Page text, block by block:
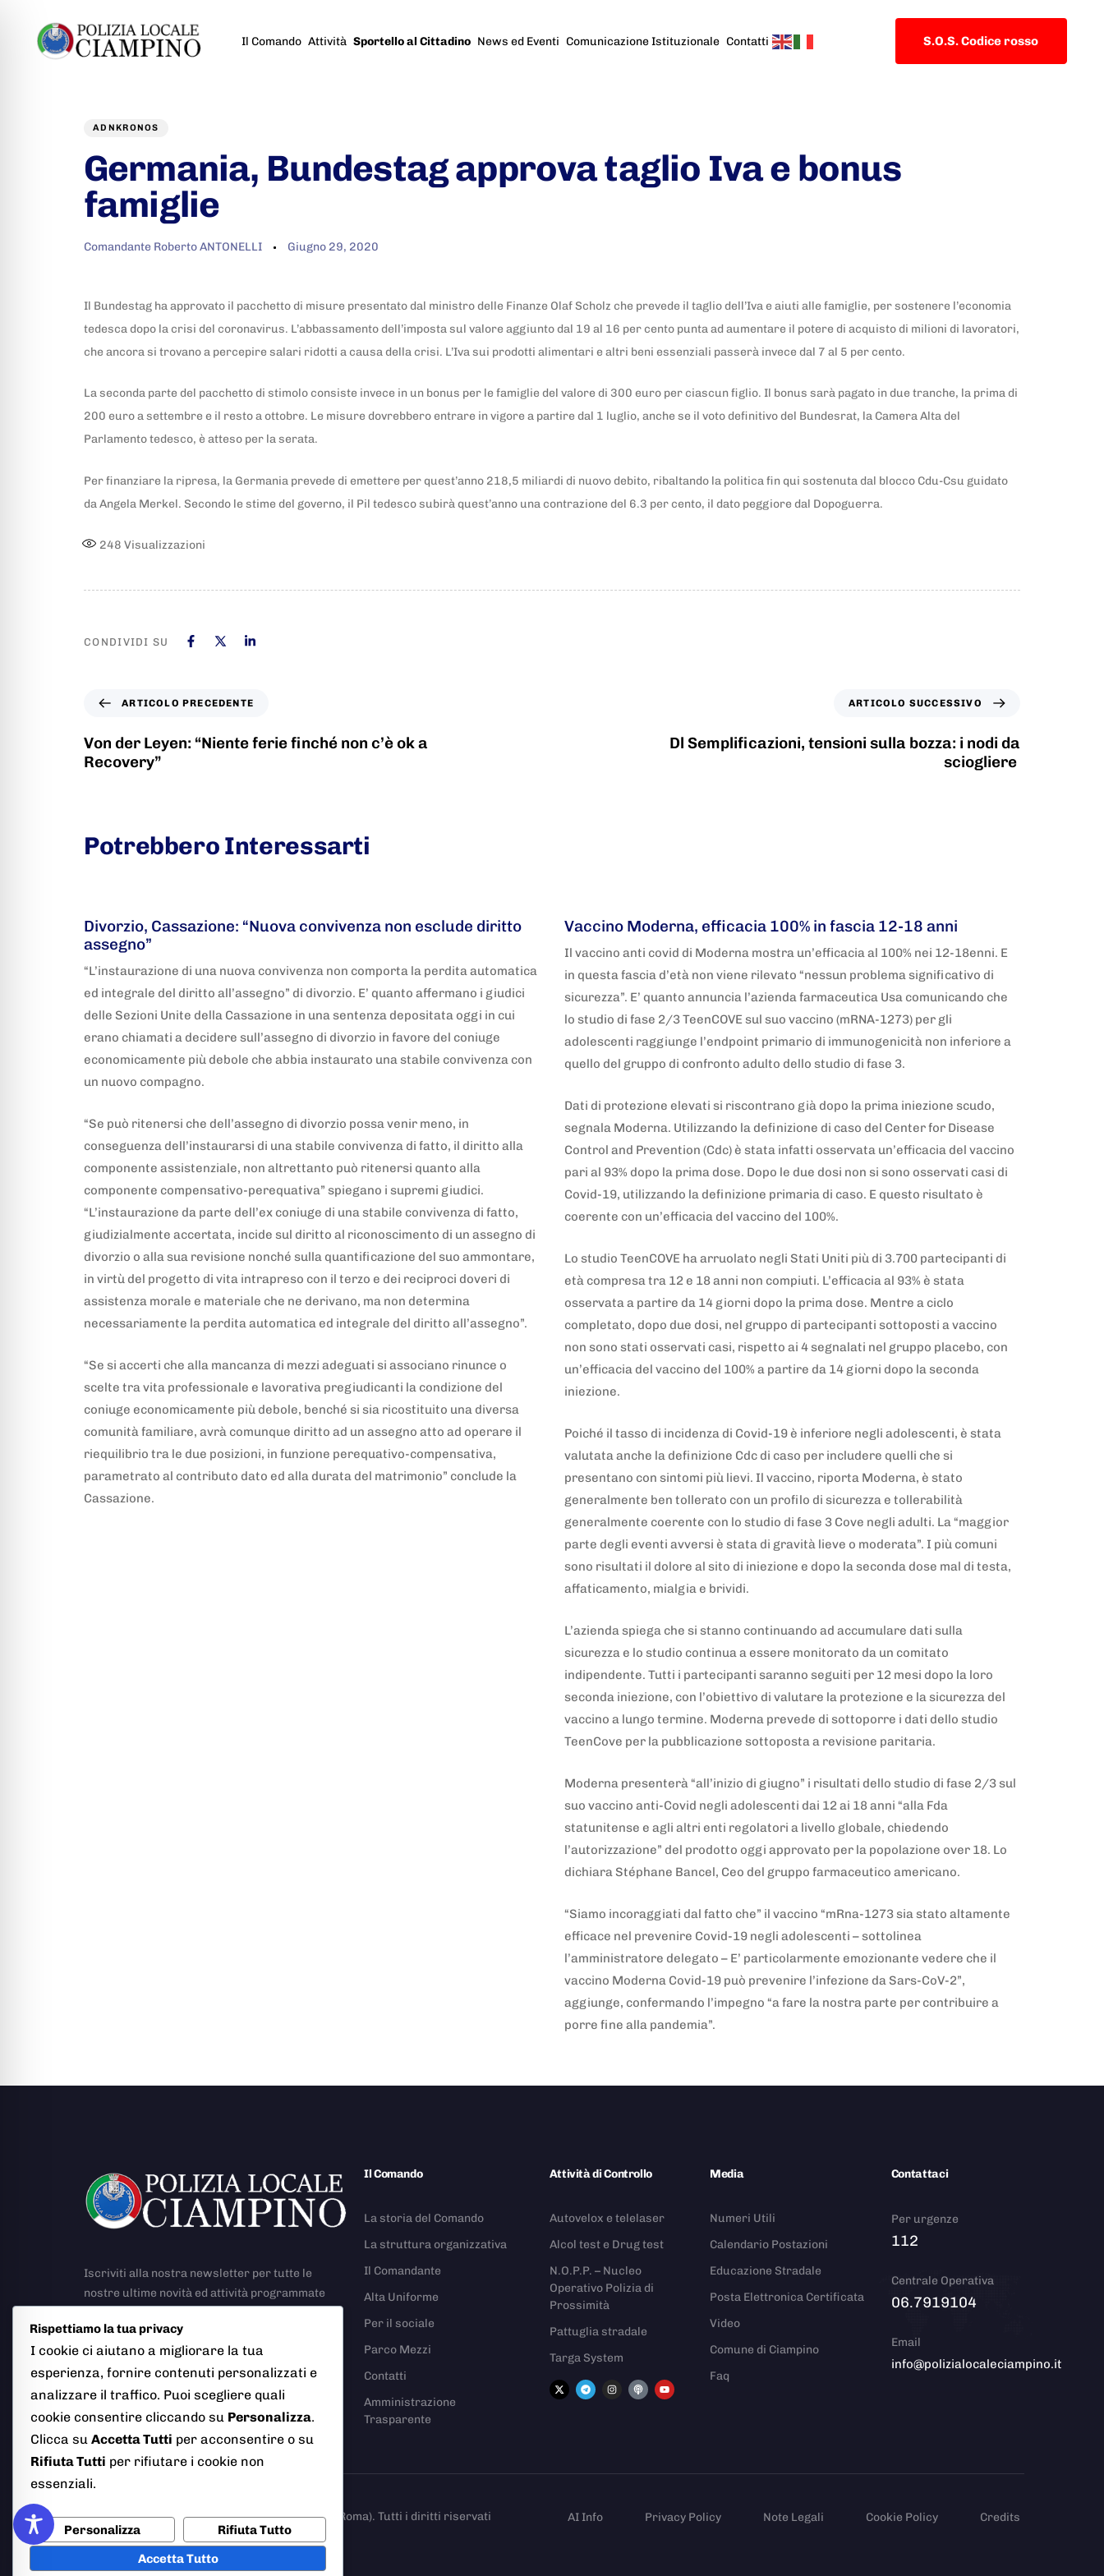
Il Comando Attività Sportello al Cittadino News ed Eventi Comunicazione Istituzionale Contatti S.O.S. Codice rosso
ADNKRONOS
Germania, Bundestag approva taglio Iva e bonus
famiglie
Comandante Roberto ANTONELLI Giugno 29, 2020
Il Bundestag ha approvato il pacchetto di misure presentato dal ministro delle Finanze Olaf Scholz che prevede il taglio dell’Iva e aiuti alle famiglie, per sostenere l’economia
tedesca dopo la crisi del coronavirus. L’abbassamento dell’imposta sul valore aggiunto dal 19 al 16 per cento punta ad aumentare il potere di acquisto di milioni di lavoratori,
che ancora si trovano a percepire salari ridotti a causa della crisi. L’Iva sui prodotti alimentari e altri beni essenziali passerà invece dal 7 al 5 per cento.
La seconda parte del pacchetto di stimolo consiste invece in un bonus per le famiglie del valore di 300 euro per ciascun figlio. Il bonus sarà pagato in due tranche, la prima di
200 euro a settembre e il resto a ottobre. Le misure dovrebbero entrare in vigore a partire dal 1 luglio, anche se il voto definitivo del Bundesrat, la Camera Alta del
Parlamento tedesco, è atteso per la serata.
Per finanziare la ripresa, la Germania prevede di emettere per quest’anno 218,5 miliardi di nuovo debito, ribaltando la politica fin qui sostenuta dal blocco Cdu-Csu guidato
da Angela Merkel. Secondo le stime del governo, il Pil tedesco subirà quest’anno una contrazione del 6.3 per cento, il dato peggiore dal Dopoguerra.
248 Visualizzazioni
CONDIVIDI SU
ARTICOLO PRECEDENTE
Von der Leyen: “Niente ferie finché non c’è ok a
Recovery”
ARTICOLO SUCCESSIVO
Dl Semplificazioni, tensioni sulla bozza: i nodi da
sciogliere
Potrebbero Interessarti
Divorzio, Cassazione: “Nuova convivenza non esclude diritto
assegno”
“L’instaurazione di una nuova convivenza non comporta la perdita automatica
ed integrale del diritto all’assegno” di divorzio. E’ quanto affermano i giudici
delle Sezioni Unite della Cassazione in una sentenza depositata oggi in cui
erano chiamati a decidere sull’assegno di divorzio in favore del coniuge
economicamente più debole che abbia instaurato una stabile convivenza con
un nuovo compagno.
“Se può ritenersi che dell’assegno di divorzio possa venir meno, in
conseguenza dell’instaurarsi di una stabile convivenza di fatto, il diritto alla
componente assistenziale, non altrettanto può ritenersi quanto alla
componente compensativo-perequativa” spiegano i supremi giudici.
“L’instaurazione da parte dell’ex coniuge di una stabile convivenza di fatto,
giudizialmente accertata, incide sul diritto al riconoscimento di un assegno di
divorzio o alla sua revisione nonché sulla quantificazione del suo ammontare,
in virtù del progetto di vita intrapreso con il terzo e dei reciproci doveri di
assistenza morale e materiale che ne derivano, ma non determina
necessariamente la perdita automatica ed integrale del diritto all’assegno”.
“Se si accerti che alla mancanza di mezzi adeguati si associano rinunce o
scelte tra vita professionale e lavorativa pregiudicanti la condizione del
coniuge economicamente più debole, benché si sia ricostituito una diversa
comunità familiare, avrà comunque diritto ad un assegno atto ad operare il
riequilibrio tra le due posizioni, in funzione perequativo-compensativa,
parametrato al contributo dato ed alla durata del matrimonio” conclude la
Cassazione.
Vaccino Moderna, efficacia 100% in fascia 12-18 anni
Il vaccino anti covid di Moderna mostra un’efficacia al 100% nei 12-18enni. E
in questa fascia d’età non viene rilevato “nessun problema significativo di
sicurezza”. E’ quanto annuncia l’azienda farmaceutica Usa comunicando che
lo studio di fase 2/3 TeenCOVE sul suo vaccino (mRNA-1273) per gli
adolescenti raggiunge l’endpoint primario di immunogenicità non inferiore a
quello del gruppo di confronto adulto dello studio di fase 3.
Dati di protezione elevati si riscontrano già dopo la prima iniezione scudo,
segnala Moderna. Utilizzando la definizione di caso del Center for Disease
Control and Prevention (Cdc) è stata infatti osservata un’efficacia del vaccino
pari al 93% dopo la prima dose. Dopo le due dosi non si sono osservati casi di
Covid-19, utilizzando la definizione primaria di caso. E questo risultato è
coerente con un’efficacia del vaccino del 100%.
Lo studio TeenCOVE ha arruolato negli Stati Uniti più di 3.700 partecipanti di
età compresa tra 12 e 18 anni non compiuti. L’efficacia al 93% è stata
osservata a partire da 14 giorni dopo la prima dose. Mentre a ciclo
completato, dopo due dosi, nel gruppo di partecipanti sottoposti a vaccino
non sono stati osservati casi, rispetto ai 4 segnalati nel gruppo placebo, con
un’efficacia del vaccino del 100% a partire da 14 giorni dopo la seconda
iniezione.
Poiché il tasso di incidenza di Covid-19 è inferiore negli adolescenti, è stata
valutata anche la definizione Cdc di caso per includere quelli che si
presentano con sintomi più lievi. Il vaccino, riporta Moderna, è stato
generalmente ben tollerato con un profilo di sicurezza e tollerabilità
generalmente coerente con lo studio di fase 3 Cove negli adulti. La “maggior
parte degli eventi avversi è stata di gravità lieve o moderata”. I più comuni
sono risultati il dolore al sito di iniezione e dopo la seconda dose mal di testa,
affaticamento, mialgia e brividi.
L’azienda spiega che si stanno continuando ad accumulare dati sulla
sicurezza e lo studio continua a essere monitorato da un comitato
indipendente. Tutti i partecipanti saranno seguiti per 12 mesi dopo la loro
seconda iniezione, con l’obiettivo di valutare la protezione e la sicurezza del
vaccino a lungo termine. Moderna prevede di sottoporre i dati dello studio
TeenCove per la pubblicazione sottoposta a revisione paritaria.
Moderna presenterà “all’inizio di giugno” i risultati dello studio di fase 2/3 sul
suo vaccino anti-Covid negli adolescenti dai 12 ai 18 anni “alla Fda
statunitense e agli altri enti regolatori a livello globale, chiedendo
l’autorizzazione” del prodotto oggi approvato per la popolazione over 18. Lo
dichiara Stéphane Bancel, Ceo del gruppo farmaceutico americano.
“Siamo incoraggiati dal fatto che” il vaccino “mRna-1273 sia stato altamente
efficace nel prevenire Covid-19 negli adolescenti – sottolinea
l’amministratore delegato – E’ particolarmente emozionante vedere che il
vaccino Moderna Covid-19 può prevenire l’infezione da Sars-CoV-2”,
aggiunge, confermando l’impegno “a fare la nostra parte per contribuire a
porre fine alla pandemia”.
Iscriviti alla nostra newsletter per tutte le
nostre ultime novità ed attività programmate
Richiesta Rapporto Incidente Stradale
Il Comando
La storia del Comando
La struttura organizzativa
Il Comandante
Alta Uniforme
Per il sociale
Parco Mezzi
Contatti
Amministrazione
Trasparente
Attività di Controllo
Autovelox e telelaser
Alcol test e Drug test
N.O.P.P. – Nucleo
Operativo Polizia di
Prossimità
Pattuglia stradale
Targa System
Media
Numeri Utili
Calendario Postazioni
Educazione Stradale
Posta Elettronica Certificata
Video
Comune di Ciampino
Faq
Contattaci
Per urgenze
112
Centrale Operativa
06.7919104
Email
info@polizialocaleciampino.it
© 2026 Polizia Locale del Comune di Ciampino (Roma). Tutti i diritti riservati AI Info Privacy Policy Note Legali Cookie Policy Credits
Rispettiamo la tua privacy
I cookie ci aiutano a migliorare la tua
esperienza, fornire contenuti personalizzati e
analizzare il traffico. Puoi scegliere quali
cookie consentire cliccando su Personalizza.
Clicca su Accetta Tutti per acconsentire o su
Rifiuta Tutti per rifiutare i cookie non
essenziali.
Personalizza
Rifiuta Tutto
Accetta Tutto